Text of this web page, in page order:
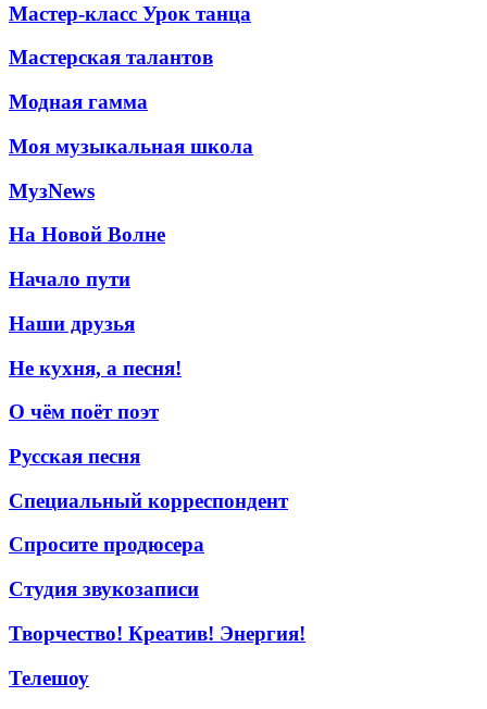
Мастер-класс Урок танца
Мастерская талантов
Модная гамма
Моя музыкальная школа
МузNews
На Новой Волне
Начало пути
Наши друзья
Не кухня, а песня!
О чём поёт поэт
Русская песня
Специальный корреспондент
Спросите продюсера
Студия звукозаписи
Творчество! Креатив! Энергия!
Телешоу